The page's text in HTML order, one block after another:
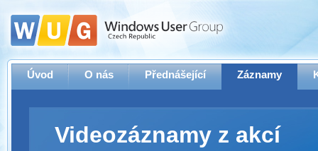
Úvod O nás Přednášející Záznamy
Videozáznamy z akcí